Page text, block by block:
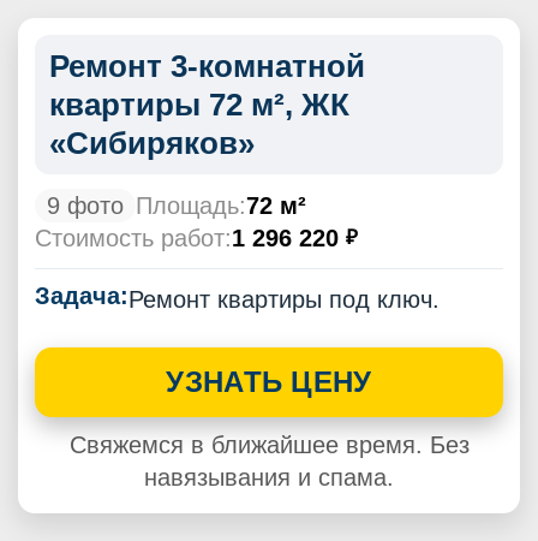
Ремонт 3-комнатной
квартиры 72 м², ЖК
«Сибиряков»
9 фото Площадь:72 м²
Стоимость работ:1 296 220 ₽
Задача:Ремонт квартиры под ключ.
УЗНАТЬ ЦЕНУ
Свяжемся в ближайшее время. Без
навязывания и спама.